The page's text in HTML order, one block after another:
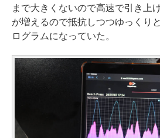
まで大きくないので高速で引き上
が増えるので抵抗しつつゆっくり
ログラムになっていた。